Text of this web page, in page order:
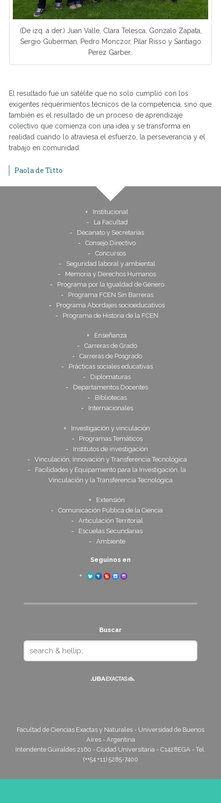
(De izq. a der.) Juan Valle, Clara Telesca, Gonzalo Zapata,
Sergio Guberman, Pedro Monczor, Pilar Risso y Santiago
Perez Garber..
El resultado fue un satélite que no solo cumplió con los
exigentes requerimientos técnicos de la competencia, sino que
también es el resultado de un proceso de aprendizaje
colectivo que comienza con una idea y se transforma en
realidad cuando lo atraviesa el esfuerzo, la perseverancia y el
trabajo en comunidad.
Paola de Titto
Institucional
La Facultad
Decanato y Secretarías
Consejo Directivo
Concursos
Seguridad laboral y ambiental
Memoria y Derechos Humanos
Programa por la Igualdad de Género
Programa FCEN Sin Barreras
Programa Abordajes socioeducativos
Programa de Historia de la FCEN
Enseñanza
Carreras de Grado
Carreras de Posgrado
Prácticas sociales educativas
Diplomaturas
Departamentos Docentes
Bibliotecas
Internacionales
Investigación y vinculación
Programas Temáticos
Institutos de investigación
Vinculación, Innovación y Transferencia Tecnológica
Facilidades y Equipamiento para la Investigación, la
Vinculación y la Transferencia Tecnológica
Extensión
Comunicación Pública de la Ciencia
Articulación Territorial
Escuelas Secundarias
Ambiente
Seguinos en
Buscar
Facultad de Ciencias Exactas y Naturales - Universidad de Buenos
Aires - Argentina
Intendente Güiraldes 2160 - Ciudad Universitaria - C1428EGA - Tel.
(++54 +11) 5285-7400